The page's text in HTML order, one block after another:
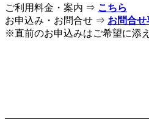
ご利用料金・案内 ⇒ こちら
お申込み・お問合せ ⇒ お問合
※直前のお申込みはご希望に添